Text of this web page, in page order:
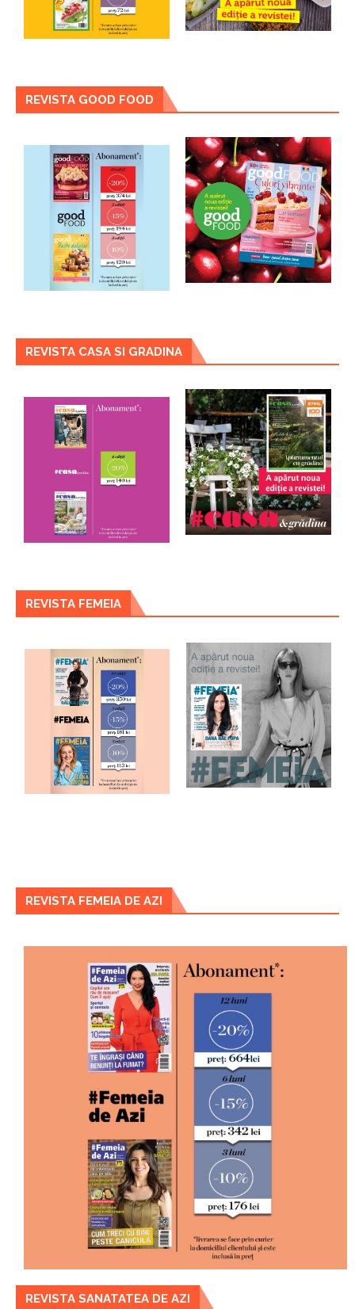
REVISTA GOOD FOOD
REVISTA CASA SI GRADINA
REVISTA FEMEIA
REVISTA FEMEIA DE AZI
REVISTA SANATATEA DE AZI